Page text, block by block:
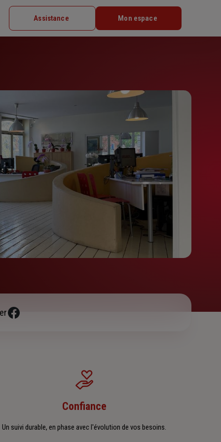
Assistance Mon espace
Confiance
Un suivi durable, en phase avec l'évolution de vos besoins.